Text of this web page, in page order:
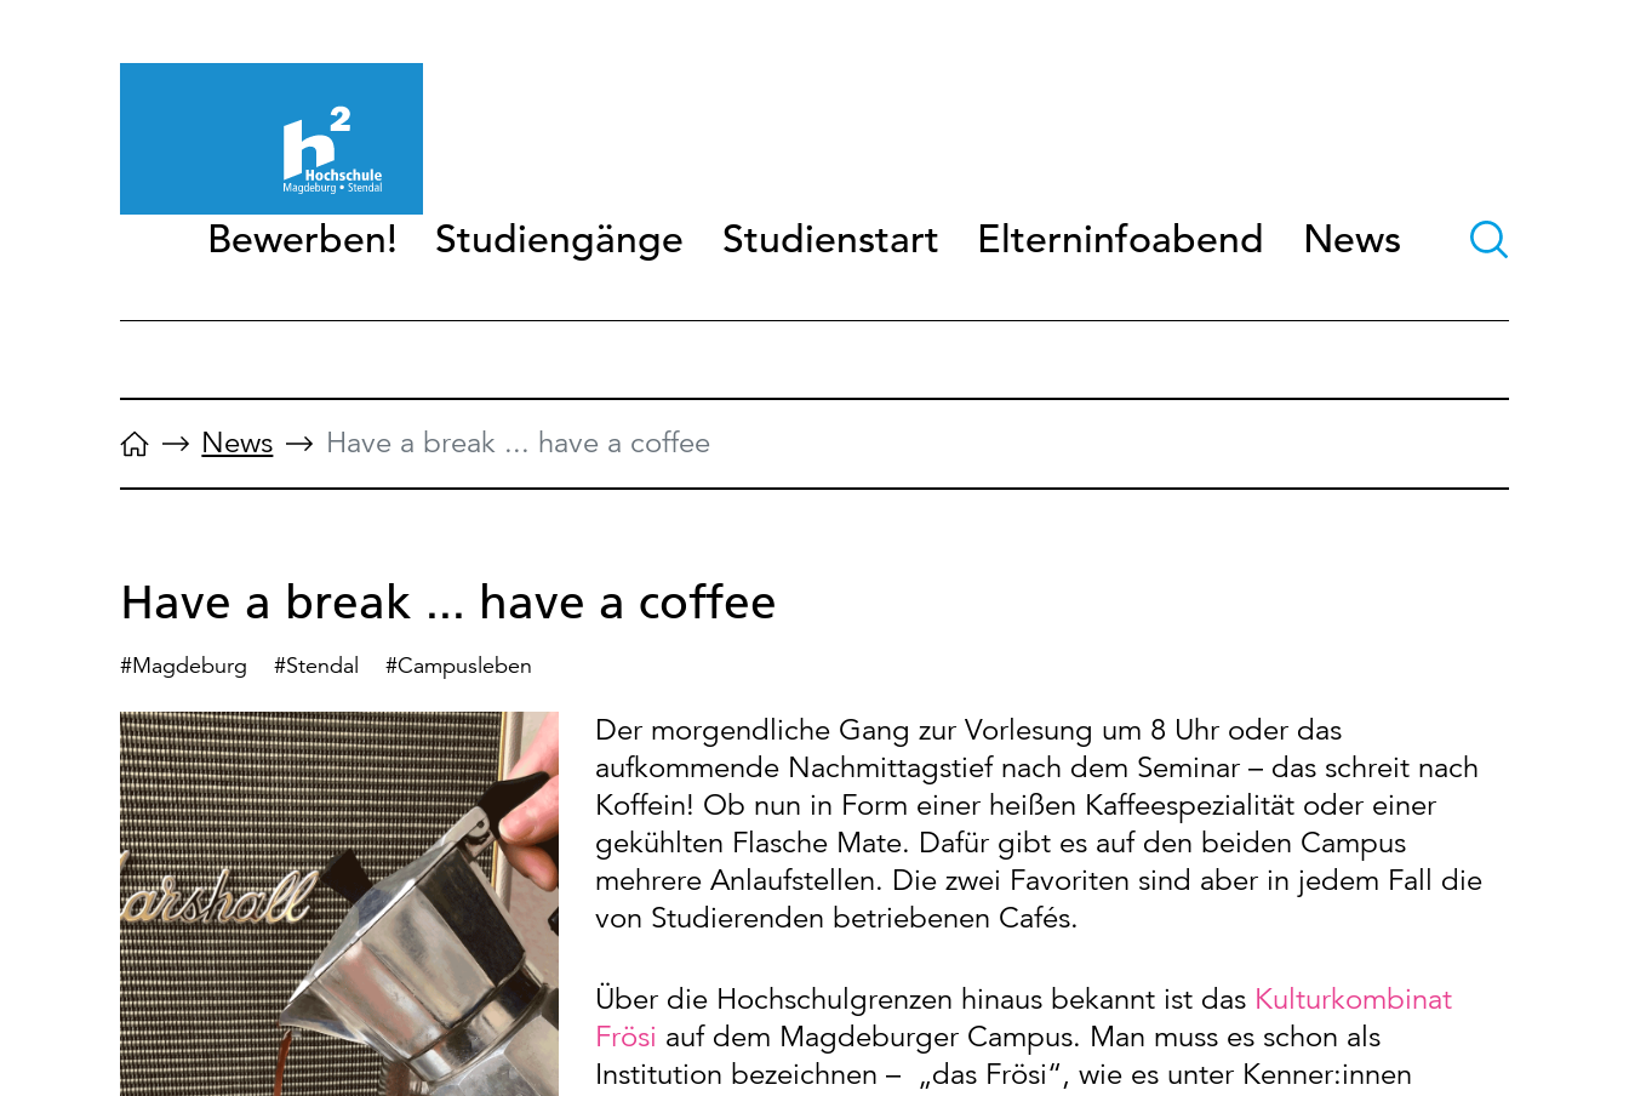
Bewerben! Studiengänge Studienstart Elterninfoabend News
News Have a break ... have a coffee
Have a break ... have a coffee
#Magdeburg #Stendal #Campusleben
Der morgendliche Gang zur Vorlesung um 8 Uhr oder das
aufkommende Nachmittagstief nach dem Seminar – das schreit nach
Koffein! Ob nun in Form einer heißen Kaffeespezialität oder einer
gekühlten Flasche Mate. Dafür gibt es auf den beiden Campus
mehrere Anlaufstellen. Die zwei Favoriten sind aber in jedem Fall die
von Studierenden betriebenen Cafés.
Über die Hochschulgrenzen hinaus bekannt ist das Kulturkombinat
Frösi auf dem Magdeburger Campus. Man muss es schon als
Institution bezeichnen – „das Frösi“, wie es unter Kenner:innen